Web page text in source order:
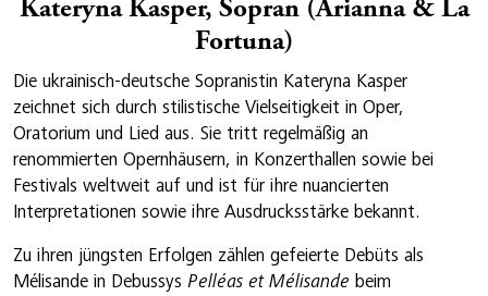
Kateryna Kasper, Sopran (Arianna & La
Fortuna)
Die ukrainisch-deutsche Sopranistin Kateryna Kasper
zeichnet sich durch stilistische Vielseitigkeit in Oper,
Oratorium und Lied aus. Sie tritt regelmäßig an
renommierten Opernhäusern, in Konzerthallen sowie bei
Festivals weltweit auf und ist für ihre nuancierten
Interpretationen sowie ihre Ausdrucksstärke bekannt.
Zu ihren jüngsten Erfolgen zählen gefeierte Debüts als
Mélisande in Debussys Pelléas et Mélisande beim